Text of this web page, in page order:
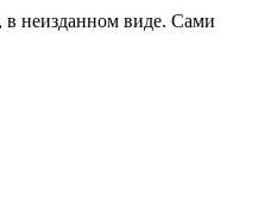
в неизданном виде. Сами